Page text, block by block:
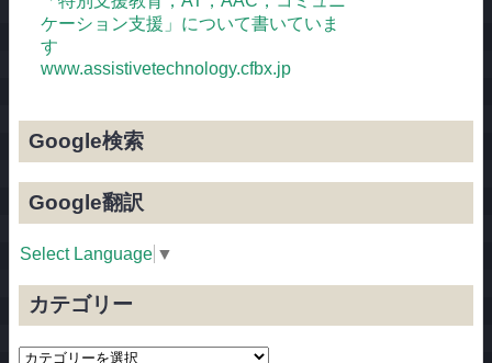
ケーション支援」について書いていま
す
www.assistivetechnology.cfbx.jp
Google検索
Google翻訳
Select Language ▼
カテゴリー
カ